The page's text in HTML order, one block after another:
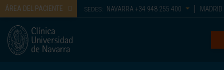
ÁREA DEL PACIENTE SEDES: NAVARRA +34 948 255 400 MADRID